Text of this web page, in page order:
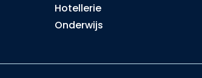
Hotellerie
Onderwijs